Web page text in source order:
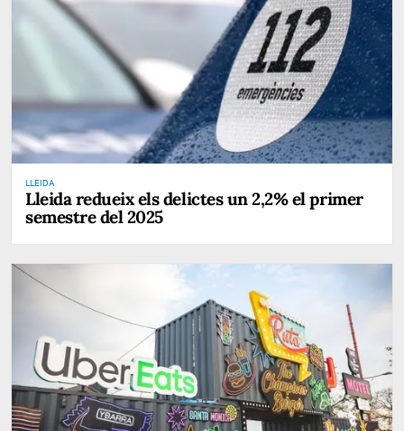
LLEIDA
Lleida redueix els delictes un 2,2% el primer
semestre del 2025